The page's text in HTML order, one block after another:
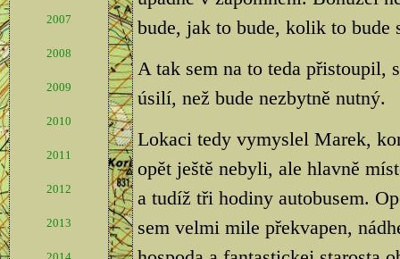
2007
2008
2009
2010
2011
2012
2013
bude, jak to bude, kolik to bude
A tak sem na to teda přistoupil,
úsilí, než bude nezbytně nutný.
Lokaci tedy vymyslel Marek,
opět ještě nebyli, ale hlavně
a tudíž tři hodiny autobusem.
sem velmi mile překvapen,